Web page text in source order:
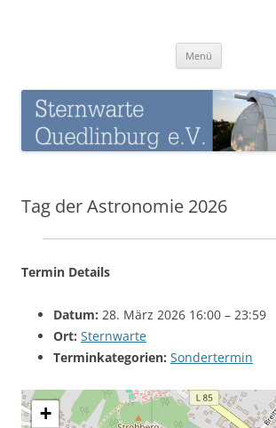
Menü
Tag der Astronomie 2026
Termin Details
Datum: 28. März 2026 16:00 – 23:59
Ort: Sternwarte
Terminkategorien: Sondertermin
+